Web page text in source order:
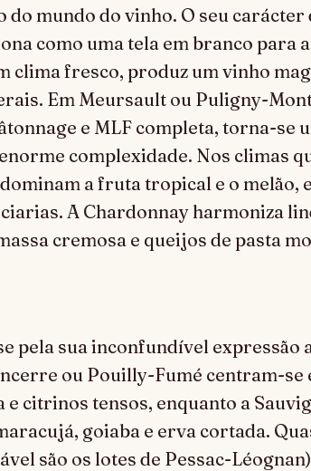
do mundo do vinho. O seu
como uma tela em branco para
clima fresco, produz um vinho
Em Meursault ou Puligny-
e MLF completa, torna-se
complexidade. Nos climas
a fruta tropical e o melão,
A Chardonnay harmoniza
cremosa e queijos de pasta
pela sua inconfundível expressão
ou Pouilly-Fumé centram-se
e citrinos tensos, enquanto a
goiaba e erva cortada.
são os lotes de Pessac-